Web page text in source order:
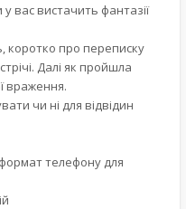
у вас вистачить фантазії
коротко про переписку
Далі як пройшла
враження.
чи ні для відвідин
телефону для